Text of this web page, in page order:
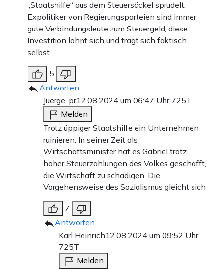
„Staatshilfe“ aus dem Steuersäckel sprudelt.
Expolitiker von Regierungsparteien sind immer
gute Verbindungsleute zum Steuergeld, diese
Investition lohnt sich und trägt sich faktisch
selbst.
5
Antworten
Juerge ,pr12.08.2024 um 06:47 Uhr 725T
Melden
Trotz üppiger Staatshilfe ein Unternehmen
ruinieren. In seiner Zeit als
Wirtschaftsminister hat es Gabriel trotz
hoher Steuerzahlungen des Volkes geschafft,
die Wirtschaft zu schädigen. Die
Vorgehensweise des Sozialismus gleicht sich
7
Antworten
Karl Heinrich12.08.2024 um 09:52 Uhr
725T
Melden